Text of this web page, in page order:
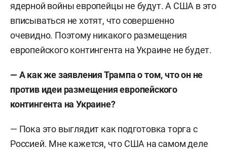
ядерной войны европейцы не будут. А США в это
вписываться не хотят, что совершенно
очевидно. Поэтому никакого размещения
европейского контингента на Украине не будет.
— А как же заявления Трампа о том, что он не
против идеи размещения европейского
контингента на Украине?
— Пока это выглядит как подготовка торга с
Россией. Мне кажется, что США на самом деле